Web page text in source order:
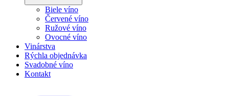
Biele víno
Červené víno
Ružové víno
Ovocné víno
Vinárstva
Rýchla objednávka
Svadobné víno
Kontakt